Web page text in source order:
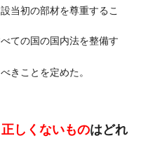
当初の部材を尊重するこ
ての国の国内法を整備す
きことを定めた。
正しくないものはどれ